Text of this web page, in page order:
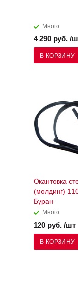
Много
4 290 руб. /
В КОРЗИНУ
Окантовка
(молдинг)
Буран
Много
120 руб. /шт
В КОРЗИНУ